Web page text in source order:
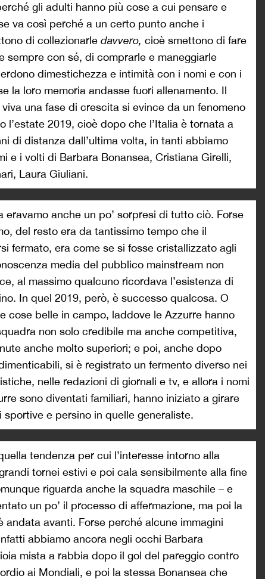
gli adulti hanno più cose a cui pensare e
va così perché a un certo punto anche i
di collezionarle davvero, cioè smettono di fare
sempre con sé, di comprarle e maneggiarle
dimestichezza e intimità con i nomi e con i
la loro memoria andasse fuori allenamento. Il
una fase di crescita si evince da un fenomeno
l’estate 2019, cioè dopo che l’Italia è tornata a
di distanza dall’ultima volta, in tanti abbiamo
e i volti di Barbara Bonansea, Cristiana Girelli,
Laura Giuliani.
eravamo anche un po’ sorpresi di tutto ciò. Forse
del resto era da tantissimo tempo che il
fermato, era come se si fosse cristallizzato agli
media del pubblico mainstream non
al massimo qualcuno ricordava l’esistenza di
In quel 2019, però, è successo qualcosa. O
cose belle in campo, laddove le Azzurre hanno
non solo credibile ma anche competitiva,
anche molto superiori; e poi, anche dopo
si è registrato un fermento diverso nei
nelle redazioni di giornali e tv, e allora i nomi
sono diventati familiari, hanno iniziato a girare
e persino in quelle generaliste.
tendenza per cui l’interesse intorno alla
tornei estivi e poi cala sensibilmente alla fine
riguarda anche la squadra maschile – e
un po’ il processo di affermazione, ma poi la
andata avanti. Forse perché alcune immagini
abbiamo ancora negli occhi Barbara
mista a rabbia dopo il gol del pareggio contro
ai Mondiali, e poi la stessa Bonansea che